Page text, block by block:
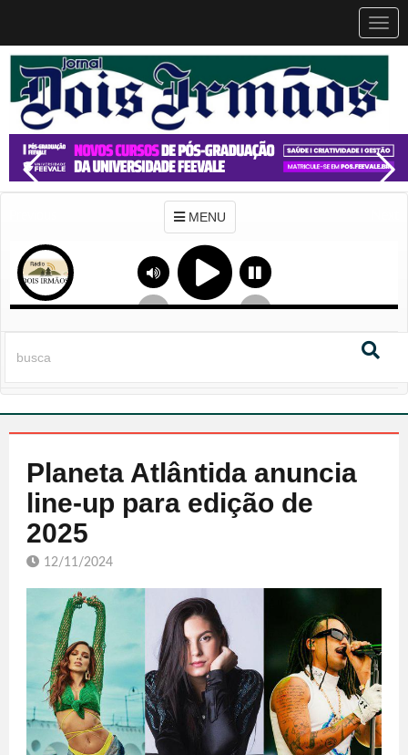
MENU
Planeta Atlântida anuncia
line-up para edição de
2025
12/11/2024